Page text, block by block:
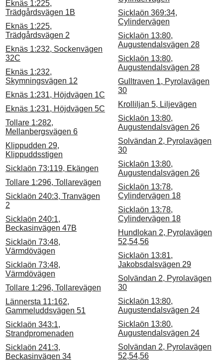
Eknäs 1:225,
Trädgårdsvägen 1B
Eknäs 1:225,
Trädgårdsvägen 2
Eknäs 1:232, Sockenvägen
32C
Eknäs 1:232,
Skymningsvägen 12
Eknäs 1:231, Höjdvägen 1C
Eknäs 1:231, Höjdvägen 5C
Tollare 1:282,
Mellanbergsvägen 6
Klippudden 29,
Klippuddsstigen
Sicklaön 73:119, Ekängen
Tollare 1:296, Tollarevägen
Sicklaön 240:3, Tranvägen
2
Sicklaön 240:1,
Beckasinvägen 47B
Sicklaön 73:48,
Värmdövägen
Sicklaön 73:48,
Värmdövägen
Tollare 1:296, Tollarevägen
Lännersta 11:162,
Gammeluddsvägen 51
Sicklaön 343:1,
Strandpromenaden
Sicklaön 241:3,
Beckasinvägen 34
Sicklaön 369:34,
Cylindervägen
Sicklaön 13:80,
Augustendalsvägen 28
Sicklaön 13:80,
Augustendalsvägen 28
Gulltraven 1, Pyrolavägen
30
Krolliljan 5, Liljevägen
Sicklaön 13:80,
Augustendalsvägen 26
Solvändan 2, Pyrolavägen
30
Sicklaön 13:80,
Augustendalsvägen 26
Sicklaön 13:78,
Cylindervägen 18
Sicklaön 13:78,
Cylindervägen 18
Hundlokan 2, Pyrolavägen
52,54,56
Sicklaön 13:81,
Jakobsdalsvägen 29
Solvändan 2, Pyrolavägen
30
Sicklaön 13:80,
Augustendalsvägen 24
Sicklaön 13:80,
Augustendalsvägen 24
Solvändan 2, Pyrolavägen
52,54,56